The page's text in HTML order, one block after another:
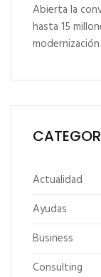
Abierta la
hasta 15
Actualidad
Ayudas
Business
Consulting